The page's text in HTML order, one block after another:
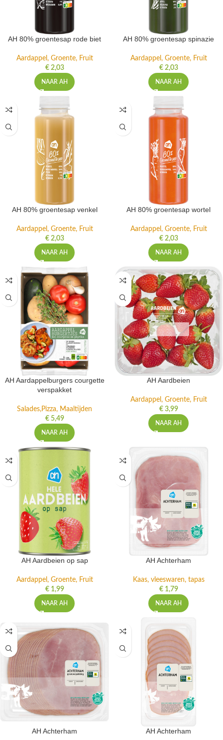
AH 80% groentesap rode biet
Aardappel, Groente, Fruit
€2,03
NAAR AH
AH 80% groentesap spinazie
Aardappel, Groente, Fruit
€2,03
NAAR AH
AH 80% groentesap venkel
Aardappel, Groente, Fruit
€2,03
NAAR AH
AH 80% groentesap wortel
Aardappel, Groente, Fruit
€2,03
NAAR AH
AH Aardappelburgers courgette
verspakket
Salades,Pizza, Maaltijden
€5,49
NAAR AH
AH Aardbeien
Aardappel, Groente, Fruit
€3,99
NAAR AH
AH Aardbeien op sap
Aardappel, Groente, Fruit
€1,99
NAAR AH
AH Achterham
Kaas, vleeswaren, tapas
€1,79
NAAR AH
AH Achterham AH Achterham